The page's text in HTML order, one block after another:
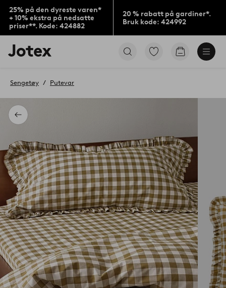
25% på den dyreste varen*
+ 10% ekstra på nedsatte
priser**. Kode: 424882
20 % rabatt på gardiner*.
Bruk kode: 424992
Jotex’
logo
til
Gå
Gå
Tilbake
Sengetøy Putevar